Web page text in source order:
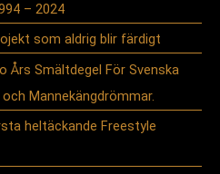
– 2024
som aldrig blir färdigt
Års Smältdegel För Svenska
Mannekängdrömmar.
heltäckande Freestyle